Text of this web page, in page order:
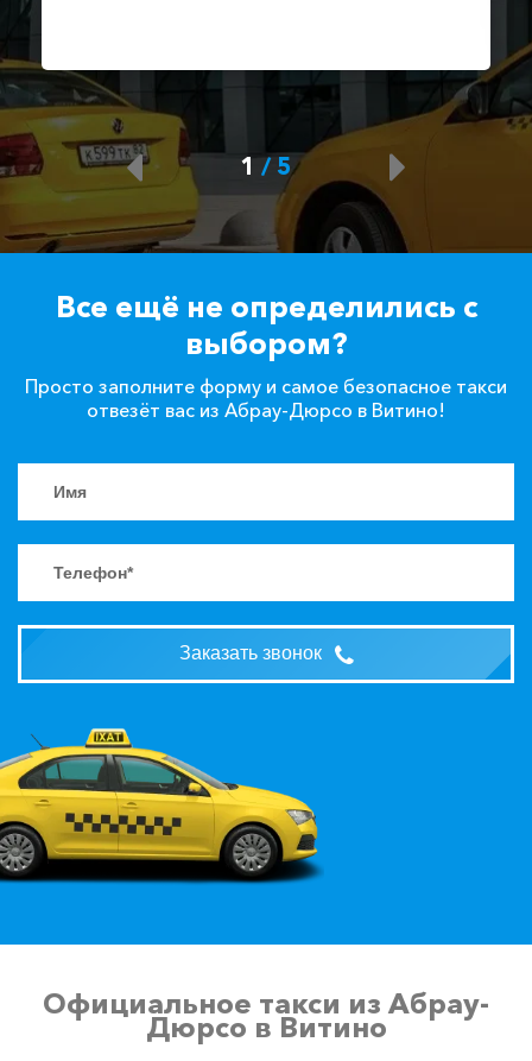
1 /5
Все ещё не определились с
выбором?
Просто заполните форму и самое безопасное такси
отвезёт вас из Абрау-Дюрсо в Витино!
Заказать звонок
Официальное такси из Абрау-
Дюрсо в Витино